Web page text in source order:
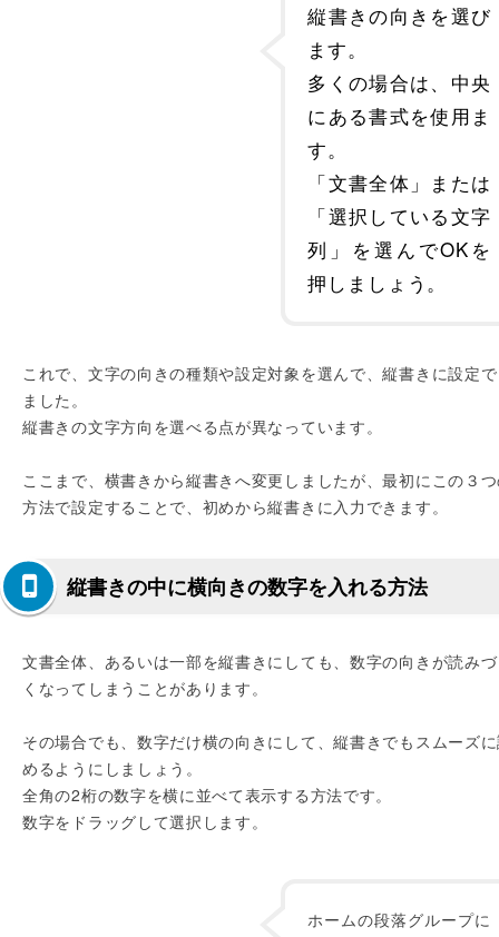
縦書きの向きを選び
ます。
多くの場合は、中央
にある書式を使用ま
す。
「文書全体」または
「選択している文字
列」を選んでOKを
押しましょう。
これで、文字の向きの種類や設定対象を選んで、縦書きに設定
ました。
縦書きの文字方向を選べる点が異なっています。
ここまで、横書きから縦書きへ変更しましたが、最初にこの３
方法で設定することで、初めから縦書きに入力できます。
縦書きの中に横向きの数字を入れる方法
文書全体、あるいは一部を縦書きにしても、数字の向きが読み
くなってしまうことがあります。
その場合でも、数字だけ横の向きにして、縦書きでもスムーズ
めるようにしましょう。
全角の2桁の数字を横に並べて表示する方法です。
数字をドラッグして選択します。
ホームの段落グループに